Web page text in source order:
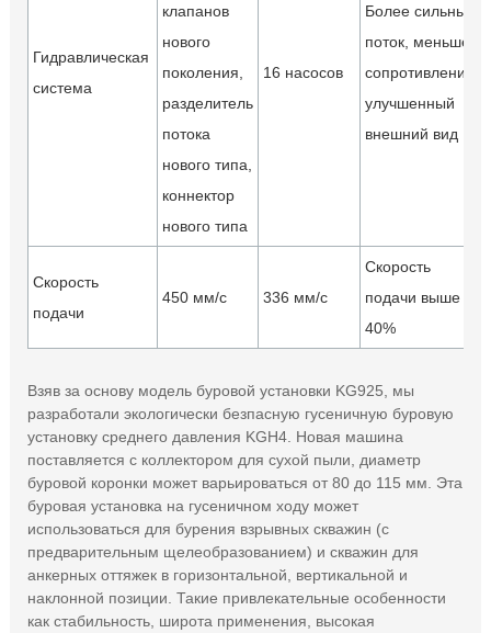
Гидравлическая
система
клапанов
нового
поколения,
разделитель
потока
нового типа,
коннектор
нового типа
16 насосов
Более сильный
поток, меньшее
сопротивление,
улучшенный
внешний вид
Скорость
подачи
450 мм/с 336 мм/с
Скорость
подачи выше на
40%
Взяв за основу модель буровой установки KG925, мы
разработали экологически безпасную гусеничную буровую
установку среднего давления KGH4. Новая машина
поставляется с коллектором для сухой пыли, диаметр
буровой коронки может варьироваться от 80 до 115 мм. Эта
буровая установка на гусеничном ходу может
использоваться для бурения взрывных скважин (с
предварительным щелеобразованием) и скважин для
анкерных оттяжек в горизонтальной, вертикальной и
наклонной позиции. Такие привлекательные особенности
как стабильность, широта применения, высокая